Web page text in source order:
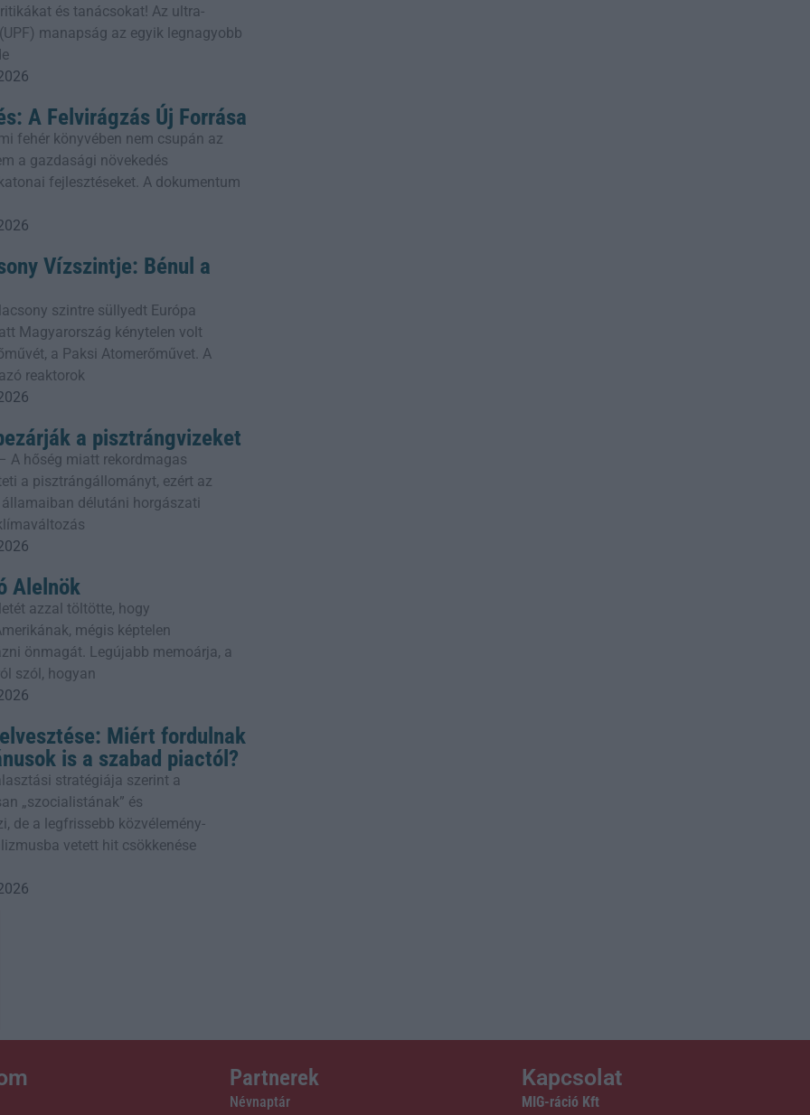
és tanácsokat! Az ultra-
manapság az egyik legnagyobb
A Felvirágzás Új Forrása
fehér könyvében nem csupán az
a gazdasági növekedés
fejlesztéseket. A dokumentum
Vízszintje: Bénul a
szintre süllyedt Európa
Magyarország kénytelen volt
a Paksi Atomerőművet. A
reaktorok
a pisztrángvizeket
A hőség miatt rekordmagas
a pisztrángállományt, ezért az
délutáni horgászati
Alelnök
azzal töltötte, hogy
mégis képtelen
önmagát. Legújabb memoárja, a
szól, hogyan
Miért fordulnak
is a szabad piactól?
stratégiája szerint a
„szocialistának” és
de a legfrissebb közvélemény-
vetett hit csökkenése
Partnerek
Névnaptár
Kapcsolat
MIG-ráció Kft